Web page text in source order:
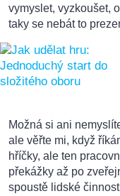
vymyslet, vyzkoušet,
taky se nebát to
Možná si ani
ale věřte mi, když
hříčky, ale ten
překážky až po
spoustě lidské